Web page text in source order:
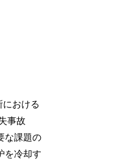
おける
事故
な課題の
を冷却す